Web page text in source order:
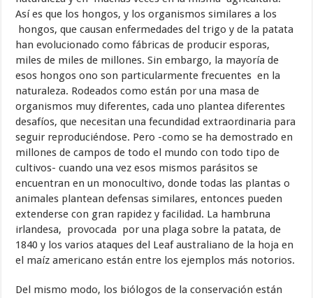
Así es que los hongos, y los organismos similares a los
hongos, que causan enfermedades del trigo y de la patata
han evolucionado como fábricas de producir esporas,
miles de miles de millones. Sin embargo, la mayoría de
esos hongos ono son particularmente frecuentes en la
naturaleza. Rodeados como están por una masa de
organismos muy diferentes, cada uno plantea diferentes
desafíos, que necesitan una fecundidad extraordinaria para
seguir reproduciéndose. Pero -como se ha demostrado en
millones de campos de todo el mundo con todo tipo de
cultivos- cuando una vez esos mismos parásitos se
encuentran en un monocultivo, donde todas las plantas o
animales plantean defensas similares, entonces pueden
extenderse con gran rapidez y facilidad. La hambruna
irlandesa, provocada por una plaga sobre la patata, de
1840 y los varios ataques del Leaf australiano de la hoja en
el maíz americano están entre los ejemplos más notorios.
Del mismo modo, los biólogos de la conservación están